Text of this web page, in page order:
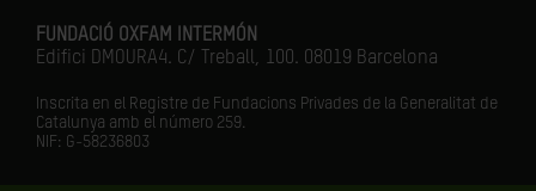
FUNDACIÓ OXFAM INTERMÓN
Edifici DMOURA4. C/ Treball, 100. 08019 Barcelona
Inscrita en el Registre de Fundacions Privades de la Generalitat de
Catalunya amb el número 259.
NIF: G-58236803